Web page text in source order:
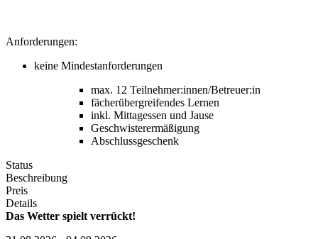
Anforderungen:
keine Mindestanforderungen
max. 12 Teilnehmer:innen/Betreuer:in
fächerübergreifendes Lernen
inkl. Mittagessen und Jause
Geschwisterermäßigung
Abschlussgeschenk
Status
Beschreibung
Preis
Details
Das Wetter spielt verrückt!